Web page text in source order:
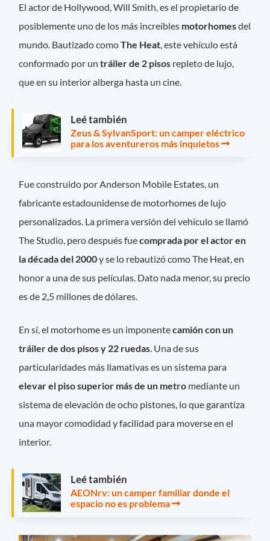
El actor de Hollywood, Will Smith, es el propietario de
posiblemente uno de los más increíbles motorhomesdel
mundo. Bautizado comoThe Heat , este vehículo está
conformado por untráiler de 2 pisos repleto de lujo,
que en su interior alberga hasta un cine.
Leé también
Zeus & SylvanSport: un camper eléctrico
para los aventureros más inquietos
Fue construido por Anderson Mobile Estates, un
fabricante estadounidense de motorhomes de lujo
personalizados. La primera versión del vehículo se llamó
The Studio, pero después fuecomprada por el actor en
la década del 2000y se lo rebautizó como The Heat, en
honor a una de sus películas. Dato nada menor, su precio
es de 2,5 millones de dólares.
En sí, el motorhome es un imponentecamión con un
tráiler de dos pisos y 22 ruedas. Una de sus
particularidades más llamativas es un sistema para
elevar el piso superior más de un metro mediante un
sistema de elevación de ocho pistones, lo que garantiza
una mayor comodidad y facilidad para moverse en el
interior.
Leé también
AEONrv: un camper familiar donde el
espacio no es problema